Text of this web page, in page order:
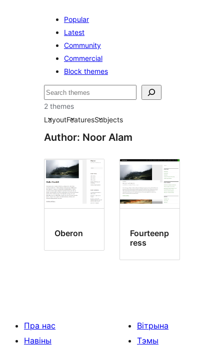
Popular
Latest
Community
Commercial
Block themes
Пошук
2 themes
LayoutFeaturesSubjects
Author: Noor Alam
Oberon
Fourteenp
ress
Пра нас
Навіны
Вітрына
Тэмы